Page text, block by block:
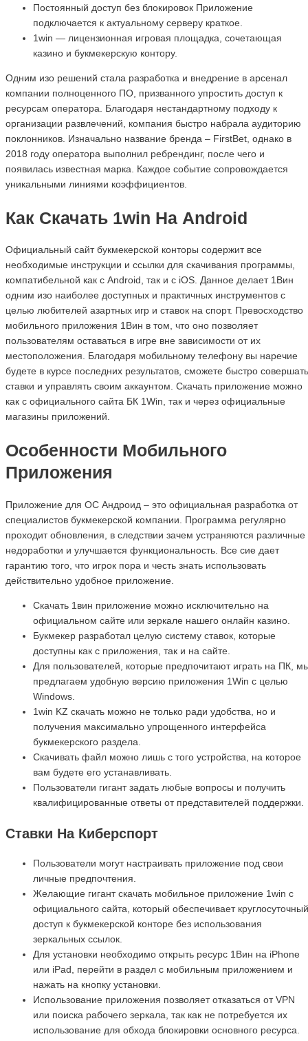
Постоянный доступ без блокировок Приложение
подключается к актуальному серверу краткое.
1win — лицензионная игровая площадка, сочетающая
казино и букмекерскую контору.
Одним изо решений стала разработка и внедрение в арсенал
компании полноценного ПО, призванного упростить доступ к
ресурсам оператора. Благодаря нестандартному подходу к
организации развлечений, компания быстро набрала аудиторию
поклонников. Изначально название бренда – FirstBet, однако в
2018 году оператора выполнил ребрендинг, после чего и
появилась известная марка. Каждое событие сопровождается
уникальными линиями коэффициентов.
Как Скачать 1win На Android
Официальный сайт букмекерской конторы содержит все
необходимые инструкции и ссылки для скачивания программы,
компатибельной как с Android, так и с iOS. Данное делает 1Вин
одним изо наиболее доступных и практичных инструментов с
целью любителей азартных игр и ставок на спорт. Превосходство
мобильного приложения 1Вин в том, что оно позволяет
пользователям оставаться в игре вне зависимости от их
местоположения. Благодаря мобильному телефону вы наречие
будете в курсе последних результатов, сможете быстро совершать
ставки и управлять своим аккаунтом. Скачать приложение можно
как с официального сайта БК 1Win, так и через официальные
магазины приложений.
Особенности Мобильного
Приложения
Приложение для ОС Андроид – это официальная разработка от
специалистов букмекерской компании. Программа регулярно
проходит обновления, в следствии зачем устраняются различные
недоработки и улучшается функциональность. Все сие дает
гарантию того, что игрок пора и честь знать использовать
действительно удобное приложение.
Скачать 1вин приложение можно исключительно на
официальном сайте или зеркале нашего онлайн казино.
Букмекер разработал целую систему ставок, которые
доступны как с приложения, так и на сайте.
Для пользователей, которые предпочитают играть на ПК,
предлагаем удобную версию приложения 1Win с целью
Windows.
1win KZ скачать можно не только ради удобства, но и
получения максимально упрощенного интерфейса
букмекерского раздела.
Скачивать файл можно лишь с того устройства, на которое
вам будете его устанавливать.
Пользователи гигант задать любые вопросы и получить
квалифицированные ответы от представителей поддержки.
Ставки На Киберспорт
Пользователи могут настраивать приложение под свои
личные предпочтения.
Желающие гигант скачать мобильное приложение 1win с
официального сайта, который обеспечивает круглосуточный
доступ к букмекерской конторе без использования
зеркальных ссылок.
Для установки необходимо открыть ресурс 1Вин на iPhone
или iPad, перейти в раздел с мобильным приложением и
нажать на кнопку установки.
Использование приложения позволяет отказаться от VPN
или поиска рабочего зеркала, так как не потребуется их
использование для обхода блокировки основного ресурса.